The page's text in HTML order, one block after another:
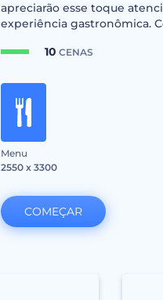
apreciarão esse toque
experiência gastronômica.
10 CENAS
Menu
2550 x 3300
COMEÇAR